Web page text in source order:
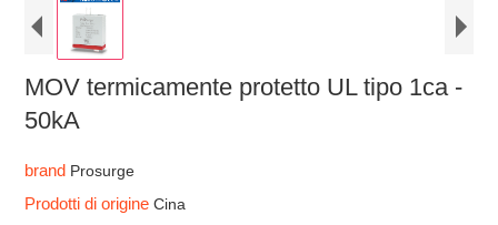
MOV termicamente protetto UL tipo 1ca -
50kA
brand Prosurge
Prodotti di origineCina